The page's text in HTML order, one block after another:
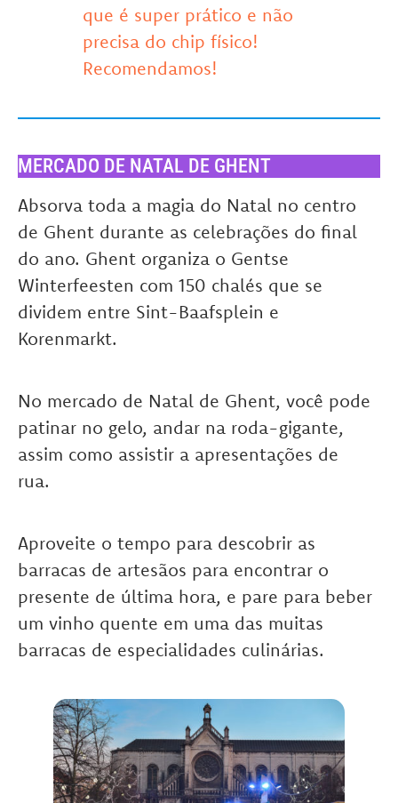
que é super prático e não
precisa do chip físico!
Recomendamos!
MERCADO DE NATAL DE GHENT
Absorva toda a magia do Natal no centro
de Ghent durante as celebrações do final
do ano. Ghent organiza o Gentse
Winterfeesten com 150 chalés que se
dividem entre Sint-Baafsplein e
Korenmarkt.
No mercado de Natal de Ghent, você pode
patinar no gelo, andar na roda-gigante,
assim como assistir a apresentações de
rua.
Aproveite o tempo para descobrir as
barracas de artesãos para encontrar o
presente de última hora, e pare para beber
um vinho quente em uma das muitas
barracas de especialidades culinárias.